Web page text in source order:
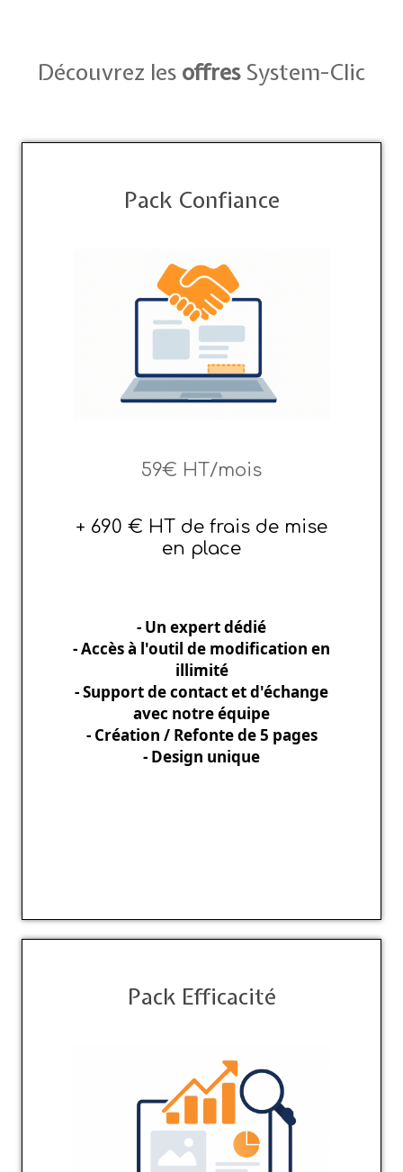
Découvrez les offresSystem-Clic
Pack Confiance
59€ HT/mois
+ 690 € HT de frais de mise
en place
- Un expert dédié
- Accès à l'outil de modification en
illimité
- Support de contact et d'échange
avec notre équipe
- Création / Refonte de 5 pages
- Design unique
Pack Efficacité